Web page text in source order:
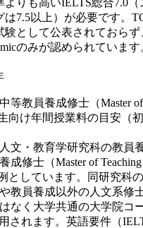
は7.5以上）が必要です。
験として公表されておらず
のみが認められています
等教員養成修士（Master of
向け年間授業料の目安（
文・教育学研究科の教員
成修士（Master of Teaching
としています。同研究科
や教員養成以外の人文系修
なく大学共通の大学院コ
されます。英語要件（